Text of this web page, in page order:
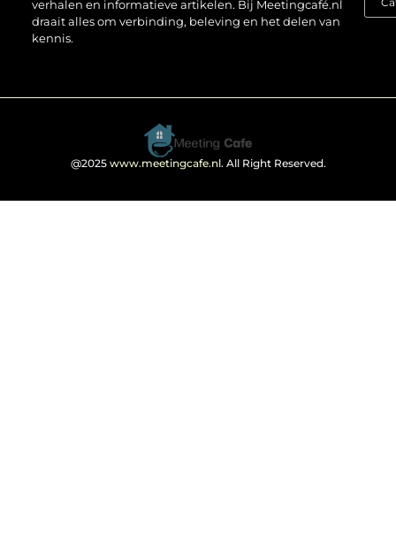
verhalen en informatieve artikelen. Bij Meetingcafé.nl
draait alles om verbinding, beleving en het delen van
kennis.
@2025 www.meetingcafe.nl. All Right Reserved.